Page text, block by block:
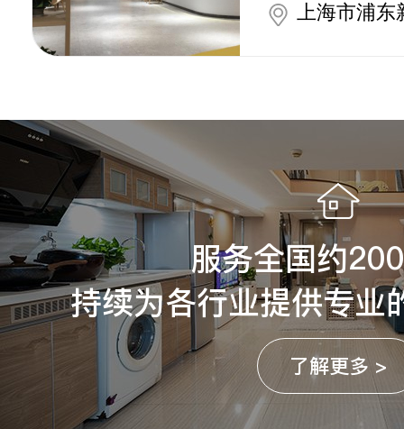
上海市浦东
服务全国约
持续为各行业提供专业
了解更多 >